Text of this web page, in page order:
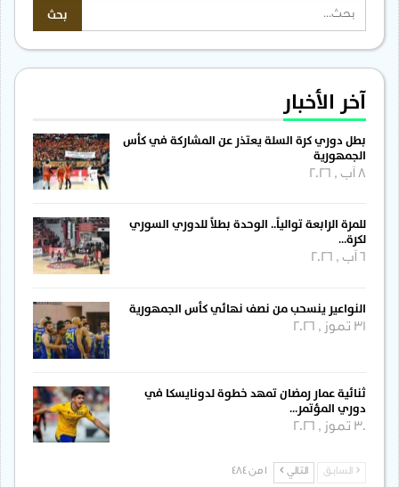
آخر الأخبار
بطل دوري كرة السلة يعتذر عن المشاركة في كأس
الجمهورية
للمرة الرابعة توالياً.. الوحدة بطلاً للدوري السوري
لكرة…
النواعير ينسحب من نصف نهائي كأس الجمهورية
31 تموز , 2026
ثنائية عمار رمضان تمهد خطوة لدونايسكا في
دوري المؤتمر…
30 تموز , 2026
السابق التالي